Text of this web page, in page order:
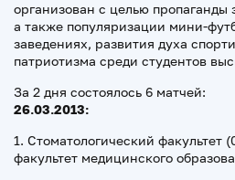
организован с целью пропаганды
а также популяризации мини-
заведениях, развития духа
патриотизма среди студентов
За 2 дня состоялось 6 матчей:
26.03.2013:
1. Стоматологический
факультет медицинского